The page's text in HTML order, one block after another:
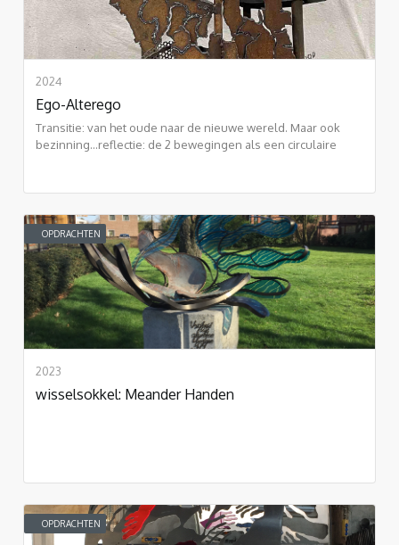
2024
Ego-Alterego
Transitie: van het oude naar de nieuwe wereld. Maar ook
bezinning...reflectie: de 2 bewegingen als een circulaire
OPDRACHTEN
2023
wisselsokkel: Meander Handen
OPDRACHTEN